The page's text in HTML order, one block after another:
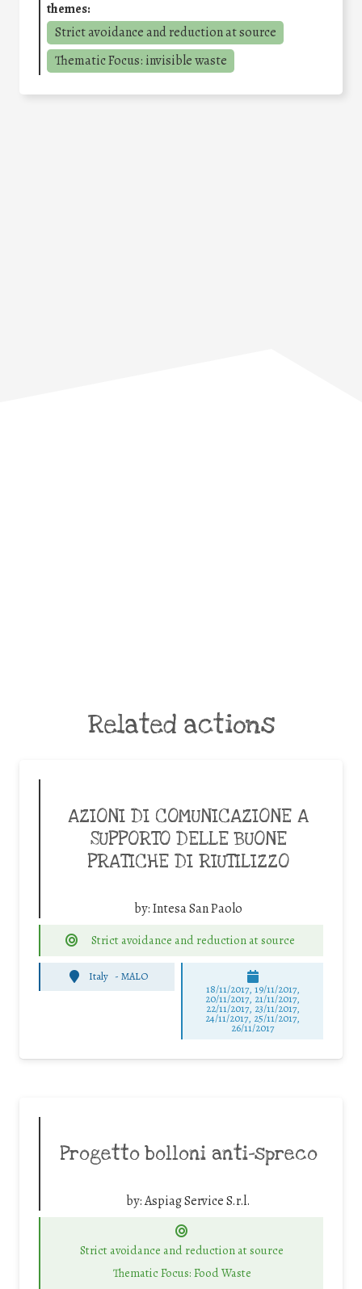
themes:
Strict avoidance and reduction at source
Thematic Focus: invisible waste
Related actions
AZIONI DI COMUNICAZIONE A
SUPPORTO DELLE BUONE
PRATICHE DI RIUTILIZZO
by:Intesa San Paolo
Strict avoidance and reduction at source
Italy - MALO
18/11/2017, 19/11/2017,
20/11/2017, 21/11/2017,
22/11/2017, 23/11/2017,
24/11/2017, 25/11/2017,
26/11/2017
Progetto bolloni anti-spreco
by:Aspiag Service S.r.l.
Strict avoidance and reduction at source
Thematic Focus: Food Waste